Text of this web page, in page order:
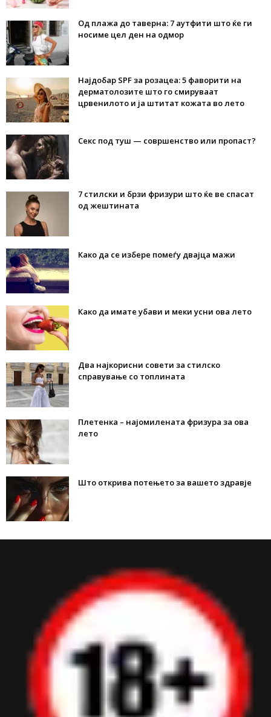
Од плажа до таверна: 7 аутфити што ќе ги
носиме цел ден на одмор
Најдобар SPF за розацеа: 5 фаворити на
дерматолозите што го смируваат
црвенилото и ја штитат кожата во лето
Секс под туш — совршенство или пропаст?
7 стилски и брзи фризури што ќе ве спасат
од жештината
Како да се избере помеѓу двајца мажи
Како да имате убави и меки усни ова лето
Два најкорисни совети за стилско
справување со топлината
Плетенка – најомилената фризура за ова
лето
Што открива потењето за вашето здравје